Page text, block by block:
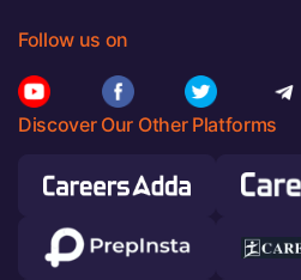
Follow us on
Discover Our Other Platforms